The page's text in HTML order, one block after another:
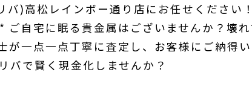
)高松レインボー通り店にお任せください
自宅に眠る貴金属はございませんか？壊れ
が一点一点丁寧に査定し、お客様にご納得
バで賢く現金化しませんか？